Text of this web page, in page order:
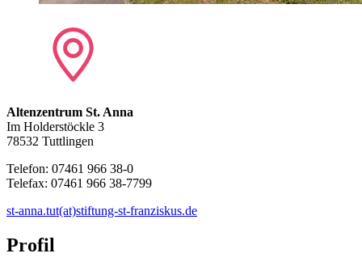
Altenzentrum St. Anna
Im Holderstöckle 3
78532 Tuttlingen
Telefon: 07461 966 38-0
Telefax: 07461 966 38-7799
st-anna.tut(at)stiftung-st-franziskus.de
Profil